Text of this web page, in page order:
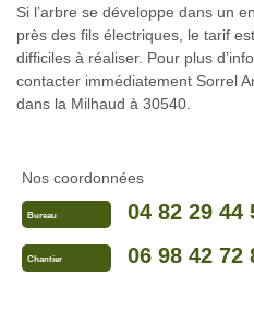
Si l’arbre se développe dans un
près des fils électriques, le tarif
difficiles à réaliser. Pour plus
contacter immédiatement Sorrel
dans la Milhaud à 30540.
Nos coordonnées
Bureau 04 82 29 44
Chantier 06 98 42 72